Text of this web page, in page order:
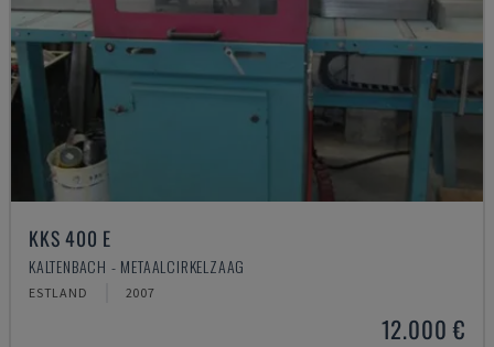
KKS 400 E
KALTENBACH - METAALCIRKELZAAG
ESTLAND 2007
12.000 €